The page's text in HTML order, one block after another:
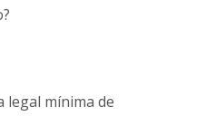
legal mínima de